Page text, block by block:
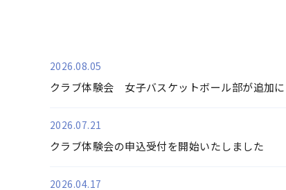
2026.08.05
クラブ体験会 女子バスケットボール部が追加
2026.07.21
クラブ体験会の申込受付を開始いたしました
2026.04.17